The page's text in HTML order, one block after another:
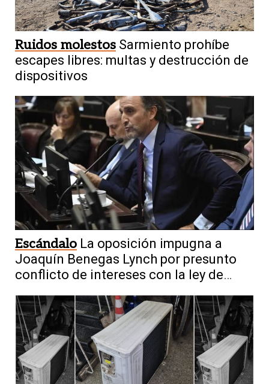
Ruidos molestos Sarmiento prohíbe
escapes libres: multas y destrucción de
dispositivos
Escándalo La oposición impugna a
Joaquín Benegas Lynch por presunto
conflicto de intereses con la ley de